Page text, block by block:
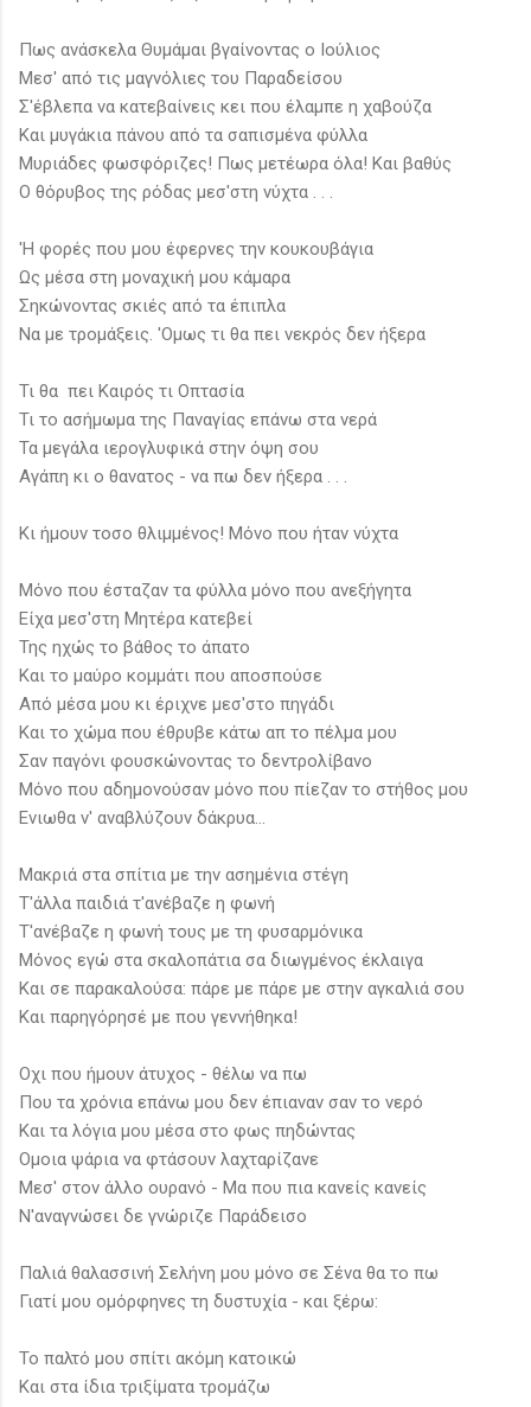
Πως ανάσκελα Θυμάμαι βγαίνοντας ο Ιούλιος
Μεσ' από τις μαγνόλιες του Παραδείσου
Σ'έβλεπα να κατεβαίνεις κει που έλαμπε η χαβούζα
Και μυγάκια πάνου από τα σαπισμένα φύλλα
Μυριάδες φωσφόριζες! Πως μετέωρα όλα! Kαι βαθύς
Ο θόρυβος της ρόδας μεσ'στη νύχτα . . .
'H φορές που μου έφερνες την κουκουβάγια
Ως μέσα στη μοναχική μου κάμαρα
Σηκώνοντας σκιές από τα έπιπλα
Να με τρομάξεις. 'Ομως τι θα πει νεκρός δεν ήξερα
Τι θα πει Καιρός τι Οπτασία
Τι το ασήμωμα της Παναγίας επάνω στα νερά
Τα μεγάλα ιερογλυφικά στην όψη σου
Αγάπη κι o θανατος - να πω δεν ήξερα . . .
Κι ήμουν τοσο θλιμμένος! Μόνο που ήταν νύχτα
Mόvo που έσταζαν τα φύλλα μόνο που ανεξήγητα
Είχα μεσ'στη Μητέρα κατεβεί
Της ηχώς το βάθος το άπατο
Και το μαύρο κομμάτι που αποσπούσε
Από μέσα μου κι έριχνε μεσ'στο πηγάδι
Και το χώμα που έθρυβε κάτω απ το πέλμα μου
Σαν παγόνι φουσκώνοντας το δεντρολίβανο
Μόνο που αδημονούσαν μόνο που πίεζαν το στήθος μου
Ενιωθα ν' αναβλύζουν δάκρυα...
Μακριά στα σπίτια με την ασημένια στέγη
Τ'άλλα παιδιά τ'ανέβαζε η φωνή
T'ανέβαζε η φωνή τους με τη φυσαρμόνικα
Μόνος εγώ στα σκαλοπάτια σα διωγμένος έκλαιγα
Και σε παρακαλούσα: πάρε με πάρε με στην αγκαλιά σου
Kαι παρηγόρησέ με που γεννήθηκα!
Οχι που ήμουν άτυχος - θέλω να πω
Που τα χρόνια επάνω μου δεν έπιαναν σαν το νερό
Kαι τα λόγια μου μέσα στο φως πηδώντας
Ομοια ψάρια να φτάσουν λαχταρίζανε
Μεσ' στον άλλο ουρανό - Μα που πια κανείς κανείς
Ν'αναγνώσει δε γνώριζε Παράδεισο
Παλιά θαλασσινή Σελήνη μου μόνο σε Σένα θα το πω
Γιατί μου ομόρφηνες τη δυστυχία - και ξέρω:
Το παλτό μου σπίτι ακόμη κατοικώ
Και στα ίδια τριξίματα τρομάζω